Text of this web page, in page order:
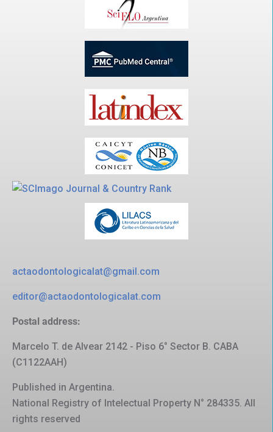
actaodontologicalat@gmail.com
editor@actaodontologicalat.com
Postal address:
Marcelo T. de Alvear 2142 - Piso 6° Sector B. CABA
(C1122AAH)
Published in Argentina.
National Registry of Intelectual Property N° 284335. All
rights reserved